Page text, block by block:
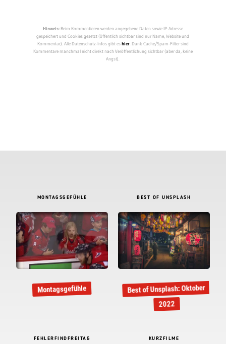
Hinweis:Beim Kommentieren werden angegebene Daten sowie IP-Adresse
gespeichert und Cookies gesetzt (öffentlich sichtbar sind nur Name, Website und
Kommentar). Alle Datenschutz-Infos gibt eshier. Dank Cache/Spam-Filter sind
Kommentare manchmal nicht direkt nach Veröffentlichung sichtbar (aber da, keine
Angst).
MONTAGSGEFÜHLE
Montagsgefühle
BEST OF UNSPLASH
Best of Unsplash: Oktober
2022
FEHLERFINDFREITAG KURZFILME